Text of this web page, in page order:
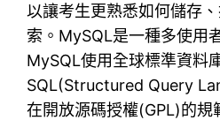
以讓考生更熟悉如何儲存
索。MySQL是一種多使用
MySQL使用全球標準資料
SQL(Structured Query
在開放源碼授權(GPL)的規